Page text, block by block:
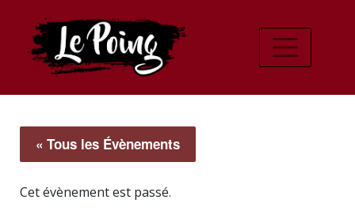
« Tous les Évènements
Cet évènement est passé.